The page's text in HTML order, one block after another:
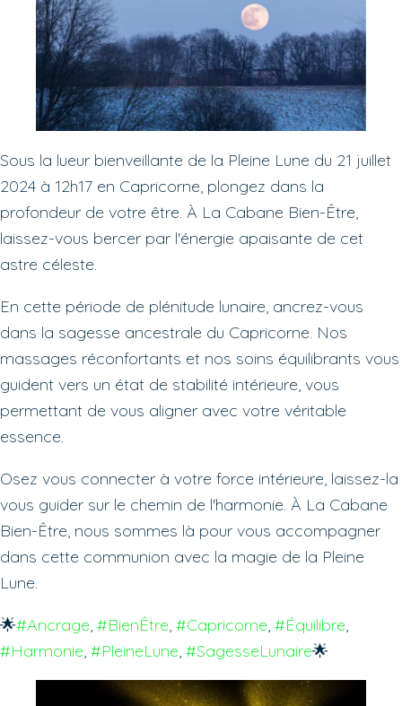
Sous la lueur bienveillante de la Pleine Lune du 21 juillet
2024 à 12h17 en Capricorne, plongez dans la
profondeur de votre être. À La Cabane Bien-Être,
laissez-vous bercer par l'énergie apaisante de cet
astre céleste.
En cette période de plénitude lunaire, ancrez-vous
dans la sagesse ancestrale du Capricorne. Nos
massages réconfortants et nos soins équilibrants vous
guident vers un état de stabilité intérieure, vous
permettant de vous aligner avec votre véritable
essence.
Osez vous connecter à votre force intérieure, laissez-la
vous guider sur le chemin de l'harmonie. À La Cabane
Bien-Être, nous sommes là pour vous accompagner
dans cette communion avec la magie de la Pleine
Lune.
🌟#Ancrage, #BienÊtre, #Capricorne, #Équilibre
#Harmonie, #PleineLune, #SagesseLunaire🌟